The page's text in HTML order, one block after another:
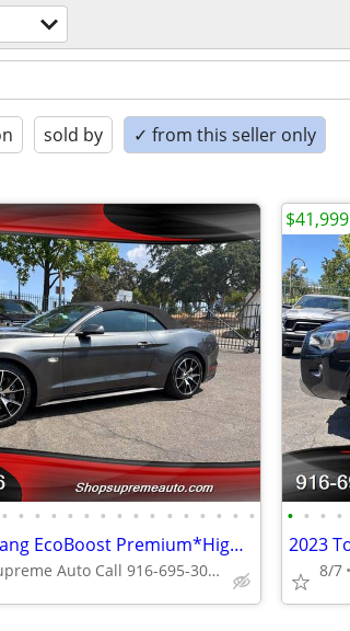
sold by ✓ from this seller only
• • • • • • • • • • • • • • • •
2020 Ford Mustang EcoBoost Premium*High Performance Package*loaded*
Supreme Auto Call 916-695-3086 fair oaks
• • • •
8/7
$41,999